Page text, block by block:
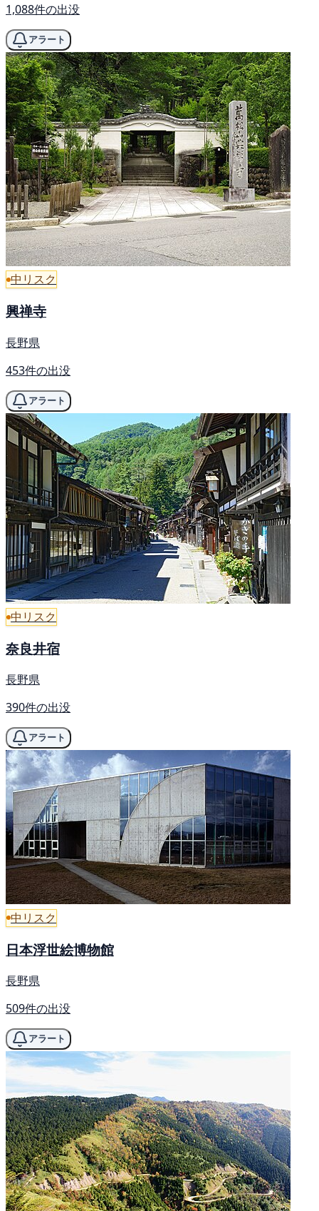
1,088件の出没
アラート
中リスク
興禅寺
長野県
453件の出没
アラート
中リスク
奈良井宿
長野県
390件の出没
アラート
中リスク
日本浮世絵博物館
長野県
509件の出没
アラート